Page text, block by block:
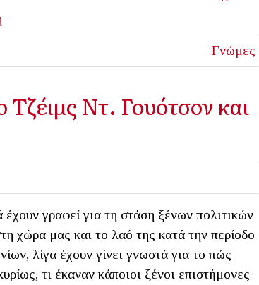
Γνώμες
Ντ. Γουότσον και
γραφεί για τη στάση ξένων πολιτικών
χώρα μας και το λαό της κατά την περίοδο
λίγα έχουν γίνει γνωστά για το πώς
τι έκαναν κάποιοι ξένοι επιστήμονες